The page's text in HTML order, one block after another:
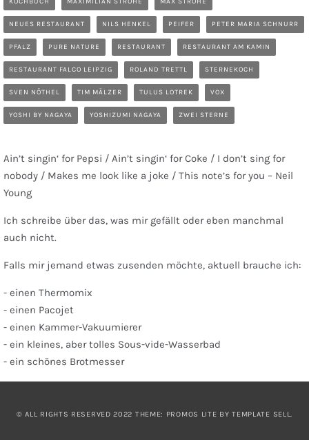
NEUES RESTAURANT NILS HENKEL PEIFER PETER MARIA SCHNURR
PFALZ PURE NATURE RESTAURANT RESTAURANT AM KAMIN
RESTAURANT FALCO LEIPZIG ROLAND TRETTL STERNEKOCH
SVEN NÖTHEL TIM MÄLZER TULUS LOTREK VOX
YOSHI BY NAGAYA YOSHIZUMI NAGAYA ZWEI STERNE
Ain’t singin‘ for Pepsi / Ain’t singin‘ for Coke / I don’t sing for
nobody / Makes me look like a joke / This note’s for you – Neil
Young
Ich schreibe über das, was mir gefällt oder eben manchmal
auch nicht.
Falls mir jemand etwas zusenden möchte, aktuell brauche ich:
- einen Thermomix
- einen Pacojet
- einen Kammer-Vakuumierer
- ein kleines, aber tolles Sous-vide-Wasserbad
- ein schönes Brotmesser
© ALL RIGHTS RESERVED 2022 THEME: PROMOS LITE BYTEMPLATE SELL.